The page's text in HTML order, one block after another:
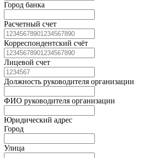
Город банка
Расчетный счет
Корреспондентский счёт
Лицевой счет
Должность руководителя организации
ФИО руководителя организации
Юридический адрес
Город
Улица